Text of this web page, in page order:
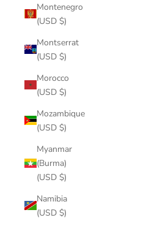
Montenegro
(USD $)
Montserrat
(USD $)
Morocco
(USD $)
Mozambique
(USD $)
Myanmar
(Burma)
(USD $)
Namibia
(USD $)